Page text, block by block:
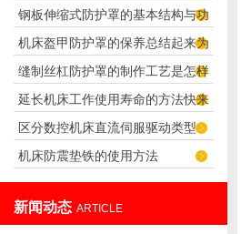
别
钢板伸缩式防护罩的基本结构与功
能介绍
机床盔甲防护罩的保养总结起来为
10个字，到底是什么呢？
缝制丝杠防护罩的制作工艺是怎样
的？
延长机床工作使用寿命的方法快来
看看吧！
区分数控机床直流伺服驱动类型
机床防震垫铁的使用方法
新闻动态 ARTICLE